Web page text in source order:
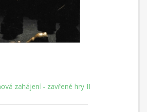
zahájení - zavřené hry II